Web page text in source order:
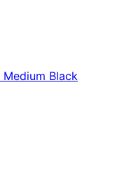
Black